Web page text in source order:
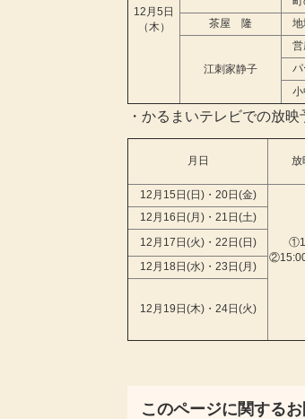
12月5日
（木）
茶屋 隆
地
江刺家静子
営
パ
小
・かるまいテレビでの放
月日 放
12月15日(日)・20日(金)
12月16日(月)・21日(土)
12月17日(火)・22日(日)
12月18日(水)・23日(月)
12月19日(木)・24日(火)
このページに関する